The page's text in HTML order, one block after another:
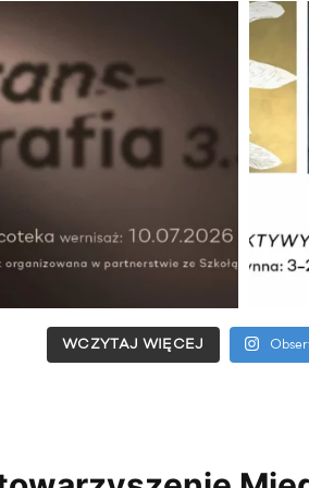
WCZYTAJ WIĘCEJ